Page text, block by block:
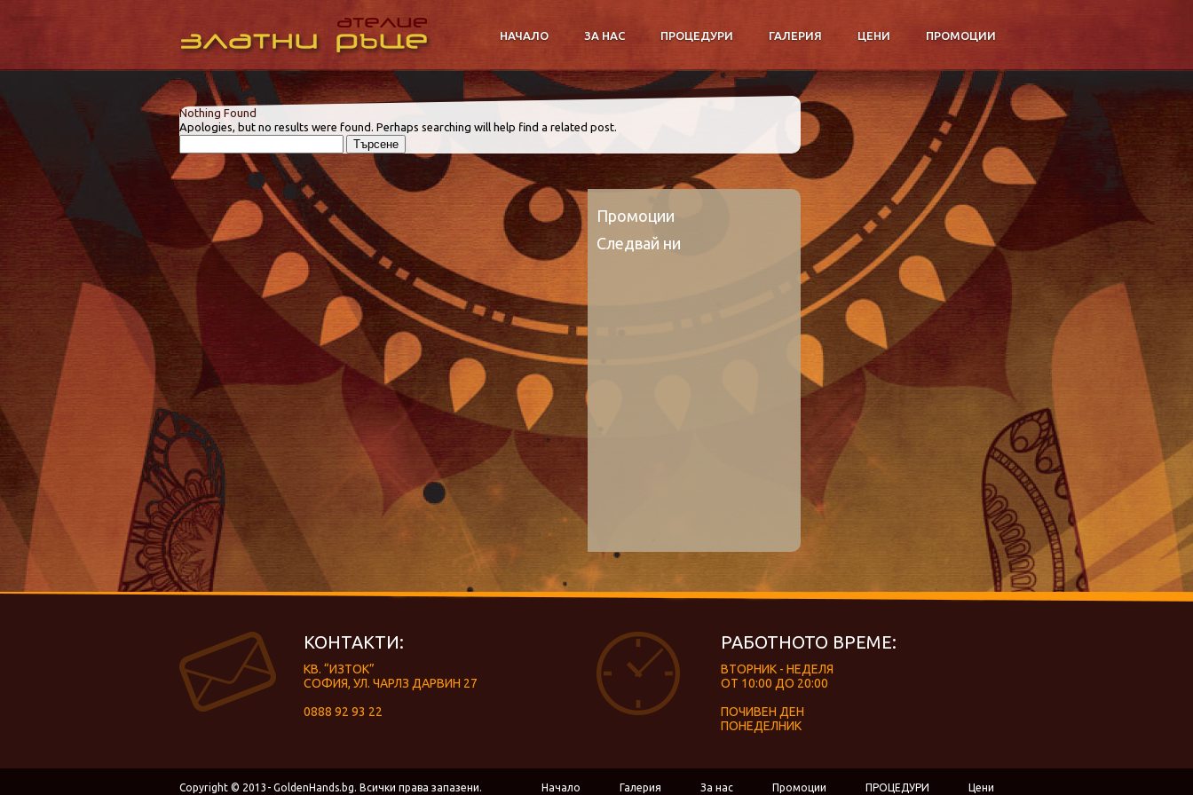
НАЧАЛО ЗА НАС ПРОЦЕДУРИ ГАЛЕРИЯ ЦЕНИ ПРОМОЦИИ
Nothing Found
Apologies, but no results were found. Perhaps searching will help find a related post.
за:
Промоции
Следвай ни
КОНТАКТИ:
КВ. “ИЗТОК”
СОФИЯ, УЛ. ЧАРЛЗ ДАРВИН 27
0888 92 93 22
РАБОТНОТО ВРЕМЕ:
ВТОРНИК - НЕДЕЛЯ
ОТ 10:00 ДО 20:00
ПОЧИВЕН ДЕН
ПОНЕДЕЛНИК
Copyright © 2013- GoldenHands.bg. Всички права запазени. Начало Галерия За нас Промоции ПРОЦЕДУРИ Цени